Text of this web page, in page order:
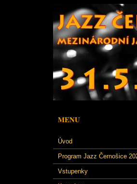
MENU
Úvod
Program Jazz Černošice
Vstupenky